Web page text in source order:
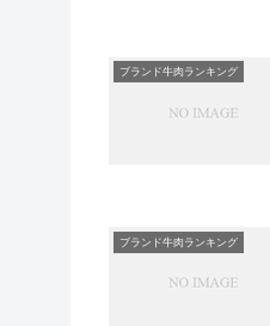
ブランド牛肉ランキング
ブランド牛肉ランキング